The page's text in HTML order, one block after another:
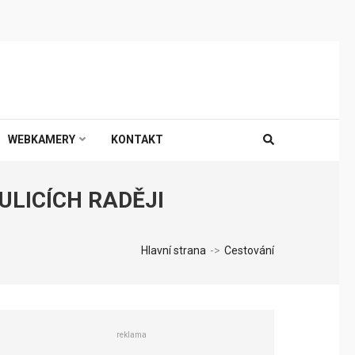
WEBKAMERY KONTAKT
RADĚJI
Hlavní strana -> Cestování
reklama